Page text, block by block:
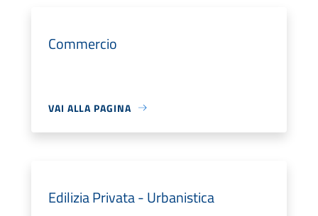
Commercio
VAI ALLA PAGINA
Edilizia Privata - Urbanistica